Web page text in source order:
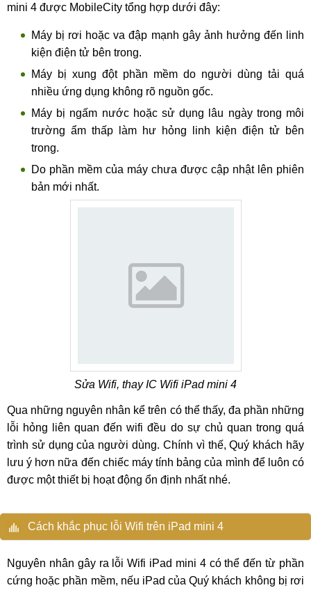
mini 4 được MobileCity tổng hợp dưới đây:
Máy bị rơi hoặc va đập mạnh gây ảnh hưởng đến linh
kiện điện tử bên trong.
Máy bị xung đột phần mềm do người dùng tải quá
nhiều ứng dụng không rõ nguồn gốc.
Máy bị ngấm nước hoặc sử dụng lâu ngày trong môi
trường ẩm thấp làm hư hỏng linh kiện điện tử bên
trong.
Do phần mềm của máy chưa được cập nhật lên phiên
bản mới nhất.
Sửa Wifi, thay IC Wifi iPad mini 4
Qua những nguyên nhân kể trên có thể thấy, đa phần những
lỗi hỏng liên quan đến wifi đều do sự chủ quan trong quá
trình sử dụng của người dùng. Chính vì thế, Quý khách hãy
lưu ý hơn nữa đến chiếc máy tính bảng của mình để luôn có
được một thiết bị hoạt động ổn định nhất nhé.
Cách khắc phục lỗi Wifi trên iPad mini 4
Nguyên nhân gây ra lỗi Wifi iPad mini 4 có thể đến từ phần
cứng hoặc phần mềm, nếu iPad của Quý khách không bị rơi